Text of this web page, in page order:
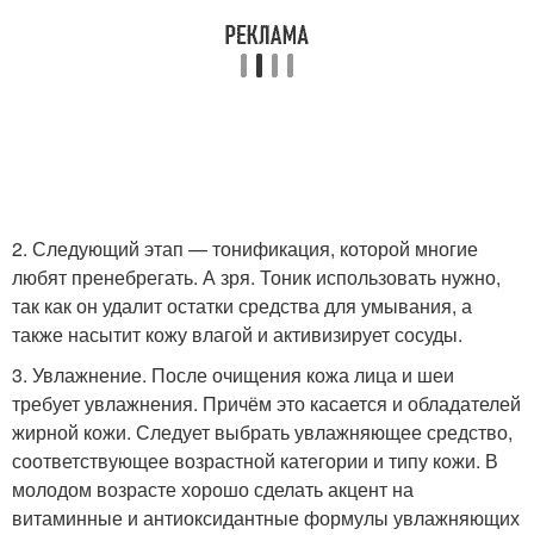
2. Следующий этап — тонификация, которой многие
любят пренебрегать. А зря. Тоник использовать нужно,
так как он удалит остатки средства для умывания, а
также насытит кожу влагой и активизирует сосуды.
3. Увлажнение. После очищения кожа лица и шеи
требует увлажнения. Причём это касается и обладателей
жирной кожи. Следует выбрать увлажняющее средство,
соответствующее возрастной категории и типу кожи. В
молодом возрасте хорошо сделать акцент на
витаминные и антиоксидантные формулы увлажняющих